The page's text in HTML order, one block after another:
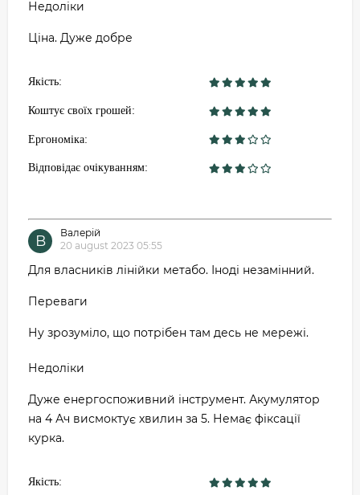
Недоліки
Ціна. Дуже добре
Якість:
Коштує своїх грошей:
Ергономіка:
Відповідає очікуванням:
В
Валерій
20 august 2023 05:55
Для власників лінійки метабо. Іноді незамінний.
Переваги
Ну зрозуміло, що потрібен там десь не мережі.
Недоліки
Дуже енергоспоживний інструмент. Акумулятор
на 4 Ач висмоктує хвилин за 5. Немає фіксації
курка.
Якість: